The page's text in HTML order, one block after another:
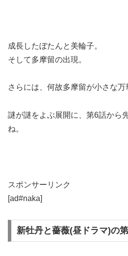
成長したぼたんと美輪子。
そして多摩留の出現。
さらには、何故多摩留が小さな
謎が謎をよぶ展開に、第6話から
ね。
スポンサーリンク
[ad#naka]
新牡丹と薔薇(昼ドラマ)の